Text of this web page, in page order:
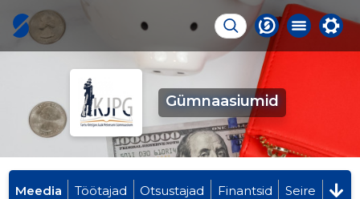
Gümnaasiumid
Meedia Töötajad Otsustajad Finantsid Seire